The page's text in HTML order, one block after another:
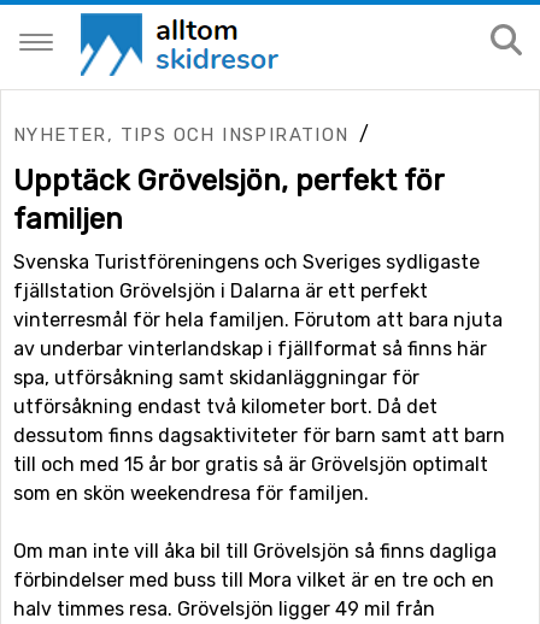
NYHETER, TIPS OCH INSPIRATION /
Upptäck Grövelsjön, perfekt för
familjen
Svenska Turistföreningens och Sveriges sydligaste
fjällstation Grövelsjön i Dalarna är ett perfekt
vinterresmål för hela familjen. Förutom att bara njuta
av underbar vinterlandskap i fjällformat så finns här
spa, utförsåkning samt skidanläggningar för
utförsåkning endast två kilometer bort. Då det
dessutom finns dagsaktiviteter för barn samt att barn
till och med 15 år bor gratis så är Grövelsjön optimalt
som en skön weekendresa för familjen.
Om man inte vill åka bil till Grövelsjön så finns dagliga
förbindelser med buss till Mora vilket är en tre och en
halv timmes resa. Grövelsjön ligger 49 mil från